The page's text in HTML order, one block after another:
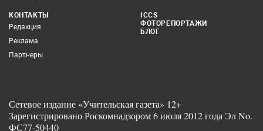
КОНТАКТЫ
Редакция
Реклама
Партнеры
ICCS
ФОТОРЕПОРТАЖИ
БЛОГ
Сетевое издание «Учительская газета» 12+
Зарегистрировано Роскомнадзором 6 июля 2012 года Эл No.
ФС77-50440